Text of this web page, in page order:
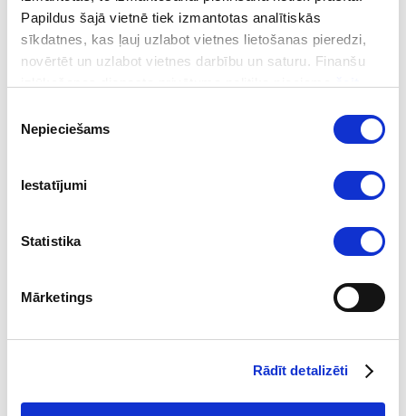
Papildus šajā vietnē tiek izmantotas analītiskās
sīkdatnes, kas ļauj uzlabot vietnes lietošanas pieredzi,
novērtēt un uzlabot vietnes darbību un saturu. Finanšu
izvēle
Nepieciešams
Iestatījumi
Statistika
Mārketings
Rādīt detalizēti
mērogā cīņā ar noziedzīgi iegūtu līdzekļu legalizāciju un
terorisma finansēšanu.
Informācijas apmaiņai Finanšu izlūkošanas dienests
izmantoEgmontgrupas tīkluEgmont Secure Web, kā arī
saziņas tīkluFIU-NET
Sākot ar 1998. gadu, Finanšu izlūkošanas
izlūkošanas vienībām, attīstot sadarbību uz
Šie memorandi nosaka savstarpējās
apmaiņas kārtību, sniedzamās informācijas
apjomu, saņemtās informācijas statusu un